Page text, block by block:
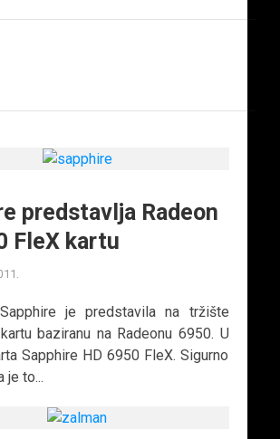
predstavlja Radeon
FleX kartu
je predstavila na tržište
baziranu na Radeonu 6950. U
Sapphire HD 6950 FleX. Sigurno
je to...